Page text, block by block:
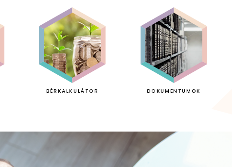
BÉRKALKULÁTOR DOKUMENTUMOK